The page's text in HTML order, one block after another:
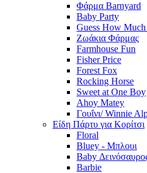
Φάρμα Barnyard
Baby Party
Guess How
Ζωάκια Φάρμας
Farmhouse Fun
Fisher Price
Forest Fox
Rocking Horse
Sweet at One Boy
Ahoy Matey
Γουΐνι/ Winnie
Είδη Πάρτυ για Κορίτσι
Floral
Bluey - Μπλουι
Baby
Barbie